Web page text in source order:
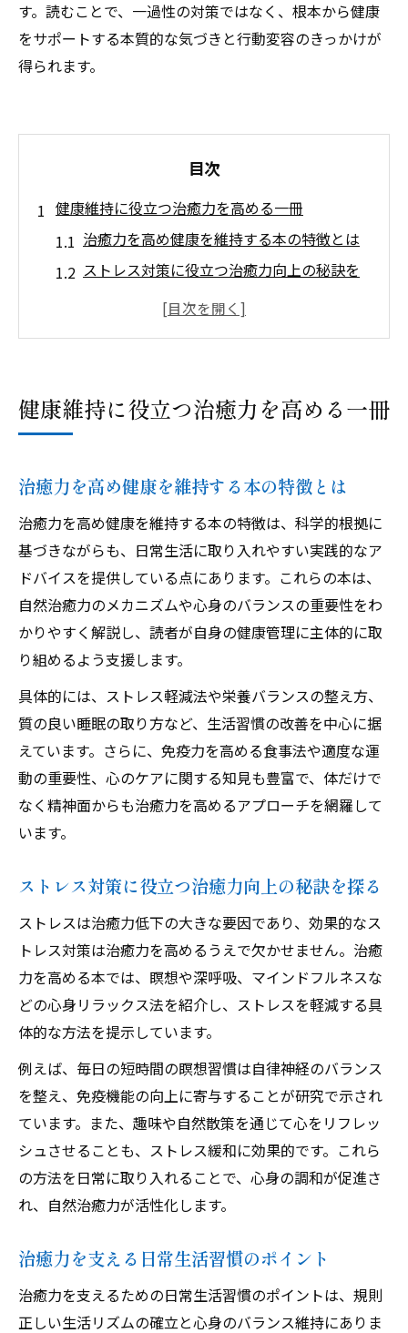
す。読むことで、一過性の対策ではなく、根本から健康
をサポートする本質的な気づきと行動変容のきっかけが
得られます。
目次
健康維持に役立つ治癒力を高める一冊
治癒力を高め健康を維持する本の特徴とは
ストレス対策に役立つ治癒力向上の秘訣を
心身バランス整う治癒力強化の秘訣を本で知る
治癒力強化に役立つ呼吸法や瞑想の知識
本で学ぶストレス軽減と治癒力の関係性
心身バランスを整える実践的な治癒力習慣
治癒力が導く心の安定と健康の秘訣
ストレス社会における治癒力アップの実践法
治癒力が高まるストレス対策の基本知識
忙しい現代人に適した治癒力向上法を紹介
ストレス軽減に有効な治癒力強化の習慣
治癒力を高めるマインドフルネスの実践法
治癒力が支えるストレスフリーな生活の工
夫
治癒力が高まる日々の習慣を身につける方法
る
日常に取り入れやすい治癒力強化のコツ
治癒力を意識した毎日のセルフケア方法
本で学ぶ治癒力アップの習慣化テクニック
自然治癒力を高めたいなら読むべき本とは
自然治癒力を高める本の選び方と活用法
治癒力を伸ばすための良書の特徴を紹介
読書で学ぶ自然治癒力の正しい知識
治癒力に関する専門家の解説を本から得る
自然治癒力を高める本のおすすめ活用術
生活リズムを整え治癒力を発揮するヒント
治癒力発揮のための生活リズム改善法を解
規則正しい生活が治癒力に与える影響を知
健康維持に役立つ治癒力を高める一冊
治癒力を高め健康を維持する本の特徴とは
治癒力を高め健康を維持する本の特徴は、科学的根拠に
基づきながらも、日常生活に取り入れやすい実践的なア
ドバイスを提供している点にあります。これらの本は、
自然治癒力のメカニズムや心身のバランスの重要性をわ
かりやすく解説し、読者が自身の健康管理に主体的に取
り組めるよう支援します。
具体的には、ストレス軽減法や栄養バランスの整え方、
質の良い睡眠の取り方など、生活習慣の改善を中心に据
えています。さらに、免疫力を高める食事法や適度な運
動の重要性、心のケアに関する知見も豊富で、体だけで
なく精神面からも治癒力を高めるアプローチを網羅して
います。
ストレス対策に役立つ治癒力向上の秘訣を探る
ストレスは治癒力低下の大きな要因であり、効果的なス
トレス対策は治癒力を高めるうえで欠かせません。治癒
力を高める本では、瞑想や深呼吸、マインドフルネスな
どの心身リラックス法を紹介し、ストレスを軽減する具
体的な方法を提示しています。
例えば、毎日の短時間の瞑想習慣は自律神経のバランス
を整え、免疫機能の向上に寄与することが研究で示され
ています。また、趣味や自然散策を通じて心をリフレッ
シュさせることも、ストレス緩和に効果的です。これら
の方法を日常に取り入れることで、心身の調和が促進さ
れ、自然治癒力が活性化します。
治癒力を支える日常生活習慣のポイント
治癒力を支えるための日常生活習慣のポイントは、規則
正しい生活リズムの確立と心身のバランス維持にありま